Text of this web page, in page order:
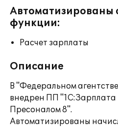
Автоматизированы
функции:
Расчет зарплаты
Описание
В "Федеральном
внедрен ПП "1С:Зарплата
Пресоналом 8".
Автоматизированы